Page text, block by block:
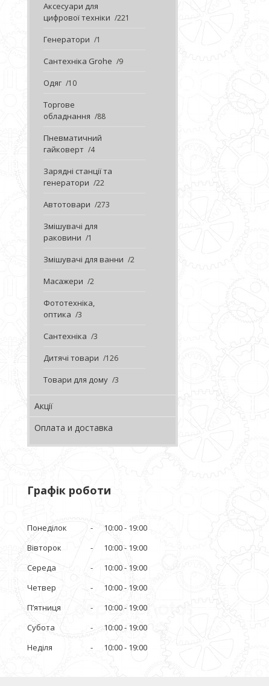
Аксесуари для
цифрової техніки
221
Генератори 1
Сантехніка Grohe 9
Одяг 10
Торгове
обладнання
88
Пневматичний
гайковерт
4
Зарядні станції та
генератори
22
Автотовари 273
Змішувачі для
раковини
1
Змішувачі для ванни 2
Масажери 2
Фототехніка,
оптика
3
Сантехніка 3
Дитячі товари 126
Товари для дому 3
Акції
Оплата и доставка
Графік роботи
Понеділок 10:00
19:00
Вівторок
10:00
19:00
Середа
10:00
19:00
Четвер
10:00
19:00
Пʼятниця
10:00
19:00
Субота
10:00
19:00
Неділя
10:00 19:00